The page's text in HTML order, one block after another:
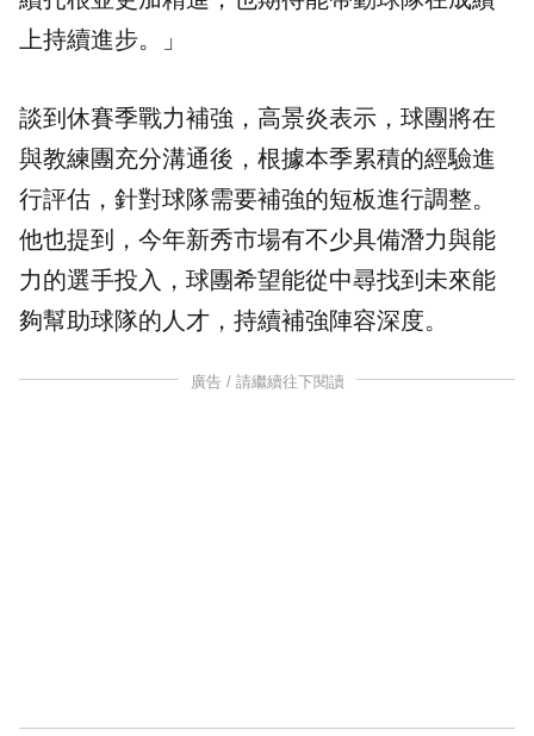
上持續進步。」
談到休賽季戰力補強，高景炎表示，球團將在
與教練團充分溝通後，根據本季累積的經驗進
行評估，針對球隊需要補強的短板進行調整。
他也提到，今年新秀市場有不少具備潛力與能
力的選手投入，球團希望能從中尋找到未來能
夠幫助球隊的人才，持續補強陣容深度。
廣告 / 請繼續往下閱讀